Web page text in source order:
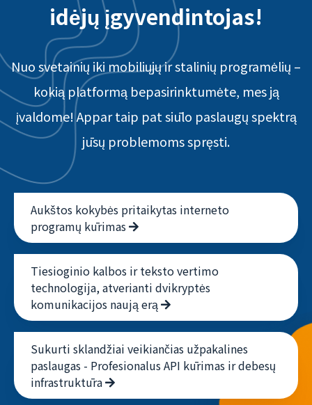
idėjų įgyvendintojas!
Nuo svetainių iki mobiliųjų ir stalinių programėlių –
kokią platformą bepasirinktumėte, mes ją
įvaldome! Appar taip pat siūlo paslaugų spektrą
jūsų problemoms spręsti.
Aukštos kokybės pritaikytas interneto
programų kūrimas
Tiesioginio kalbos ir teksto vertimo
technologija, atverianti dvikryptės
komunikacijos naują erą
Sukurti sklandžiai veikiančias užpakalines
paslaugas - Profesionalus API kūrimas ir debesų
infrastruktūra